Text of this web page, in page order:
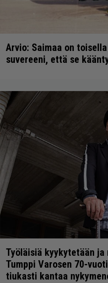
Arvio: Saimaa on
suvereeni, että se
Työläisiä kyykytetään ja
Tumppi Varosen 70-
tiukasti kantaa